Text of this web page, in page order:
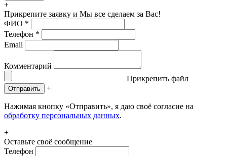
+
Прикрепите заявку и Мы все сделаем за Вас!
ФИО *
Телефон *
Email
Комментарий
Прикрепить файл
Отправить +
Нажимая кнопку «Отправить», я даю своё согласие на
обработку персональных данных.
+
Оставьте своё сообщение
Телефон